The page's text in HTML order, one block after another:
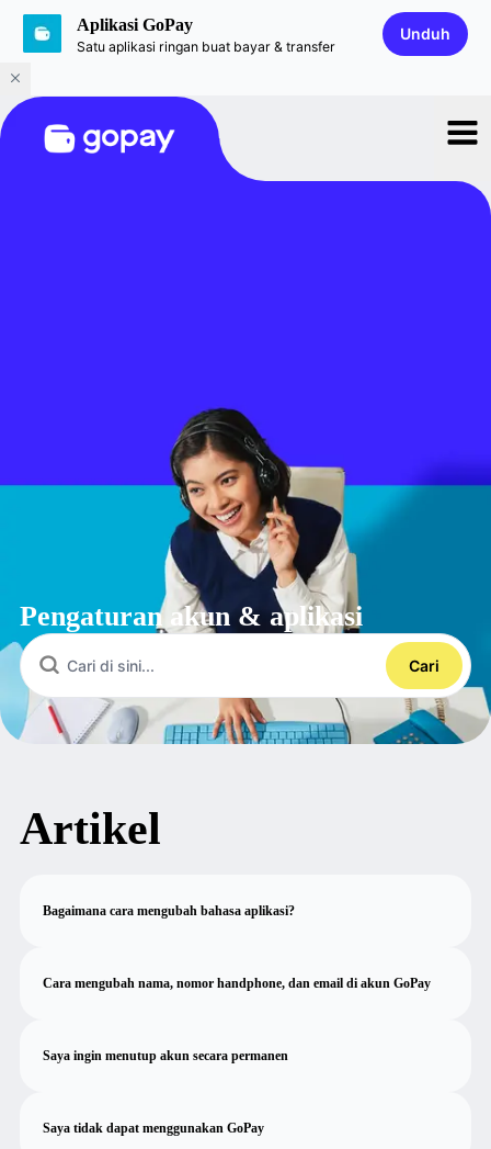
Aplikasi GoPay
Satu aplikasi ringan buat bayar & transfer
Unduh
Pengaturan akun & aplikasi
Cari
Artikel
Bagaimana cara mengubah bahasa aplikasi?
Cara mengubah nama, nomor handphone, dan email di akun GoPay
Saya ingin menutup akun secara permanen
Saya tidak dapat menggunakan GoPay